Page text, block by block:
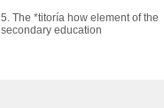
5. The *titoría how element of the
secondary education